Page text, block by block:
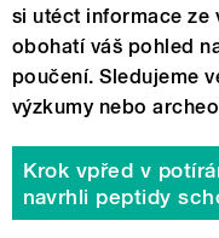
si utéct informace ze
obohatí váš pohled
poučení. Sledujeme
výzkumy nebo
Krok vpřed v
navrhli peptidy